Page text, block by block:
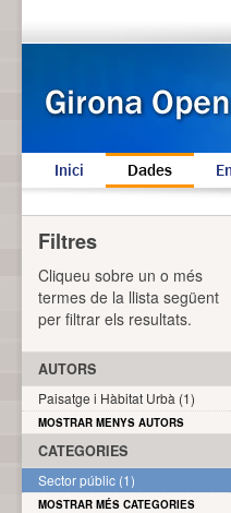
Inici Dades
Filtres
Cliqueu sobre un o més
termes de la llista següent
per filtrar els resultats.
AUTORS
Paisatge i Hàbitat Urbà (1)
MOSTRAR MENYS AUTORS
CATEGORIES
Sector públic (1)
MOSTRAR MÉS CATEGORIES